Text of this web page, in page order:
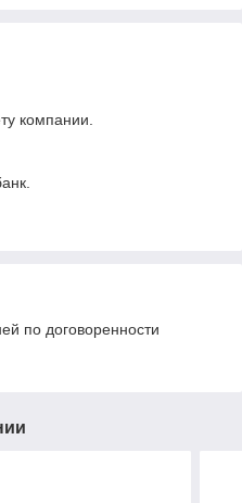
компании.
по договоренности